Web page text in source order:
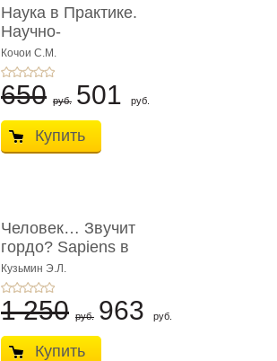
Наука в Практике.
Научно-
консультационные (пра
...
Кочои С.М.
650 руб. 501 руб.
Купить
Человек… Звучит
гордо? Sapiens в
тенётах социума � ...
Кузьмин Э.Л.
1 250 руб. 963 руб.
Купить